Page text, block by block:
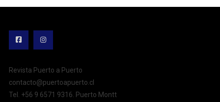
Revista Puerto a Puerto
contacto@puertoapuerto.cl
Tel. +56 9 6571 9316. Puerto Montt